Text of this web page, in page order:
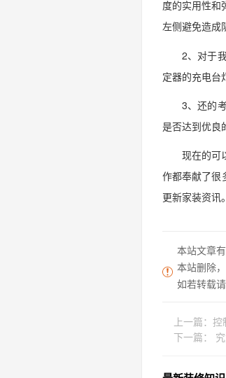
度的实用性和
左侧避免造成
2、对于
定器的充电台
3、还的
是否达到优良
现在的可
作都奉献了很
更新家装资讯。
本站文章
本站删除
如若转载
上一篇： 控
下一篇：